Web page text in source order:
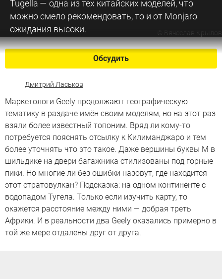
Tugella — одна из тех китайских моделей, что
можно смело рекомендовать, то и от Monjaro
ожидания высоки.
© Вячеслав Крылов
Обсудить
Дмитрий Ласьков
Маркетологи Geely продолжают географическую
тематику в раздаче имён своим моделям, но на этот раз
взяли более известный топоним. Вряд ли кому-то
потребуется пояснять отсылку к Килиманджаро и тем
более уточнять что это такое. Даже вершины буквы М в
шильдике на двери багажника стилизованы под горные
пики. Но многие ли без ошибки назовут, где находится
этот стратовулкан? Подсказка: на одном континенте с
водопадом Тугела. Только если изучить карту, то
окажется расстояние между ними — добрая треть
Африки. И в реальности два Geely оказались примерно в
той же мере отдалены друг от друга.